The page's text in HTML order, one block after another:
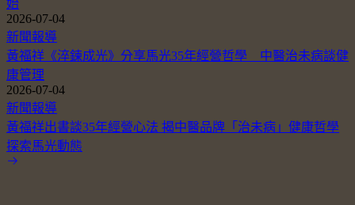
始
2026-07-04
新聞報導
黃福祥《淬鍊成光》分享馬光35年經營哲學 中醫治未病談健
康管理
2026-07-04
新聞報導
黃福祥出書談35年經營心法 揭中醫品牌「治未病」健康哲學
探索馬光動態